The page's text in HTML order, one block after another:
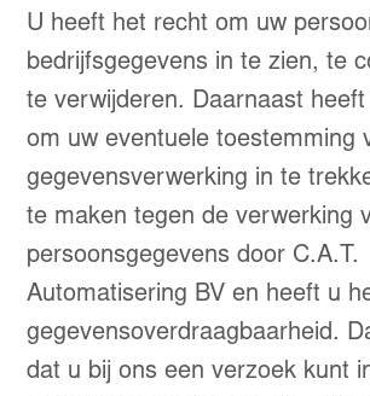
U heeft het recht om uw
bedrijfsgegevens in te zien, te
te verwijderen. Daarnaast
om uw eventuele toestemming
gegevensverwerking in te
te maken tegen de verwerking
persoonsgegevens door C.A.T.
Automatisering BV en heeft u
gegevensoverdraagbaarheid.
dat u bij ons een verzoek kunt